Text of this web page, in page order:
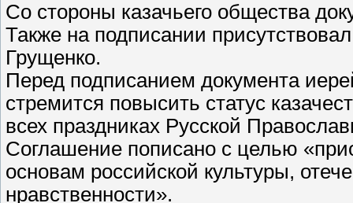
Со стороны казачьего общества
Также на подписании
Грущенко.
Перед подписанием документа
стремится повысить статус
всех праздниках Русской
Соглашение пописано с целью
основам российской культуры,
нравственности».